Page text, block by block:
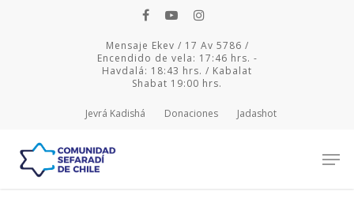
Mensaje Ekev / 17 Av 5786 /
Encendido de vela: 17:46 hrs. -
Havdalá: 18:43 hrs. / Kabalat
Shabat 19:00 hrs.
Jevrá Kadishá Donaciones Jadashot